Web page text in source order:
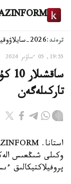
ترەند:2026-سايلاۋ
19:55, 05 ءساۋىر 2024
تاركىلەگەن
وكىلى شىڭعىس
پروفيلاكتيكالىق